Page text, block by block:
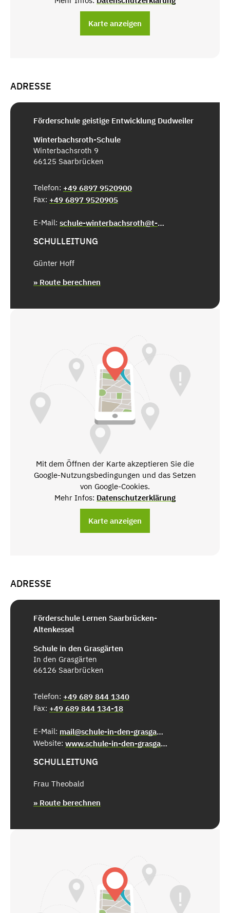
Karte anzeigen
ADRESSE
Förderschule geistige Entwicklung Dudweiler
Winterbachsroth-Schule
Winterbachsroth 9
66125 Saarbrücken
Telefon: +49 6897 9520900
Fax: +49 6897 9520905
E-Mail: schule-winterbachsroth@t-online.de
SCHULLEITUNG
Günter Hoff
» Route berechnen
Mit dem Öffnen der Karte akzeptieren Sie die
Google-Nutzungsbedingungen und das Setzen
von Google-Cookies.
Mehr Infos: Datenschutzerklärung
Karte anzeigen
ADRESSE
Förderschule Lernen Saarbrücken-
Altenkessel
Schule in den Grasgärten
In den Grasgärten
66126 Saarbrücken
Telefon: +49 689 844 1340
Fax: +49 689 844 134-18
E-Mail:
mail@schule-in-den-grasgaerten.de
Website:
www.schule-in-den-grasgaerten.de
SCHULLEITUNG
Frau Theobald
» Route berechnen